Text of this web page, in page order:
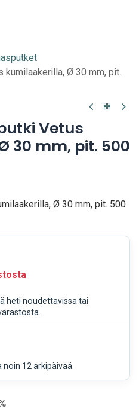
Ø 30 mm, pit.
Vetus
30 mm, pit. 500
Ø 30 mm, pit. 500
heti noudettavissa tai
12 arkipäivää.